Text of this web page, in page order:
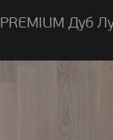
Дуб